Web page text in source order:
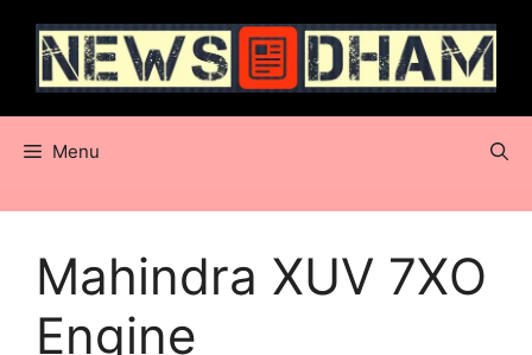
content
Menu
Mahindra XUV 7XO
Engine